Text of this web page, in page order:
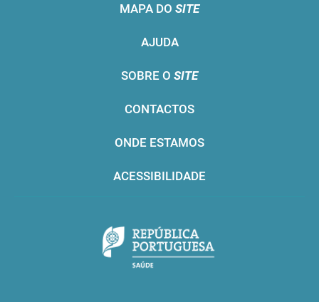
MAPA DO SITE
AJUDA
SOBRE O SITE
CONTACTOS
ONDE ESTAMOS
ACESSIBILIDADE